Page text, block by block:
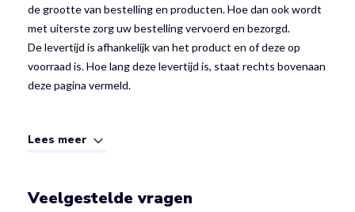
de grootte van bestelling en producten. Hoe dan ook wordt
met uiterste zorg uw bestelling vervoerd en bezorgd.
De levertijd is afhankelijk van het product en of deze op
voorraad is. Hoe lang deze levertijd is, staat rechts bovenaan
deze pagina vermeld.
Lees meer
Veelgestelde vragen